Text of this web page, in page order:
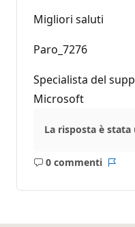
Migliori saluti
Paro_7276
Specialista del
Microsoft
La risposta è stata
0 commenti
Nessun